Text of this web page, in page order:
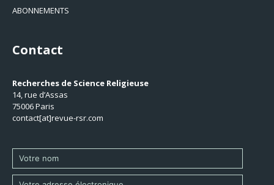
ABONNEMENTS
Contact
Recherches de Science Religieuse
14, rue d’Assas
75006 Paris
contact[at]revue-rsr.com